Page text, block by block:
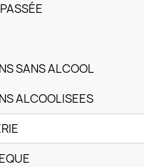
SANS ALCOOL
ALCOOLISEES